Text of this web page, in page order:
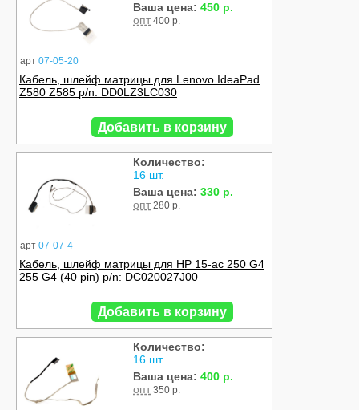
арт 07-05-20
Ваша цена: 450 р.
опт 400 р.
Кабель, шлейф матрицы для Lenovo IdeaPad
Z580 Z585 p/n: DD0LZ3LC030
Добавить в корзину
арт 07-07-4
Количество:
16 шт.
Ваша цена: 330 р.
опт 280 р.
Кабель, шлейф матрицы для HP 15-ac 250 G4
255 G4 (40 pin) p/n: DC020027J00
Добавить в корзину
Количество:
16 шт.
Ваша цена: 400 р.
опт 350 р.